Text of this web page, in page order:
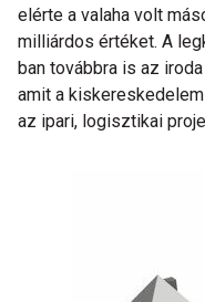
elérte a valaha volt
milliárdos értéket. A
ban továbbra is az
amit a
az ipari, logisztikai